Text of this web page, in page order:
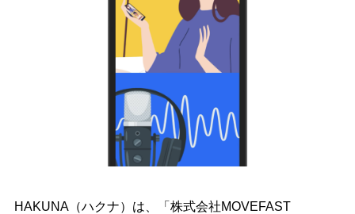
HAKUNA（ハクナ）は、「株式会社MOVEFAST